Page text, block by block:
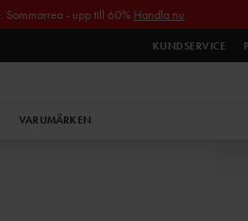
Sommarrea - upp till 60% Handla nu
KUNDSERVICE
VARUMÄRKEN